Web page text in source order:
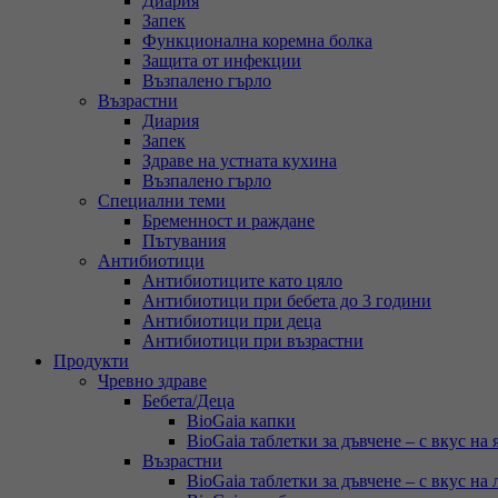
Запек
Функционална коремна болка
Защита от инфекции
Възпалено гърло
Възрастни
Диария
Запек
Здраве на устната кухина
Възпалено гърло
Специални теми
Бременност и раждане
Пътувания
Антибиотици
Антибиотиците като цяло
Антибиотици при бебета до 3 години
Антибиотици при деца
Антибиотици при възрастни
Продукти
Чревно здраве
Бебета/Деца
BioGaia капки
BioGaia таблетки за дъвчене – с вкус на
Възрастни
BioGaia таблетки за дъвчене – с вкус на